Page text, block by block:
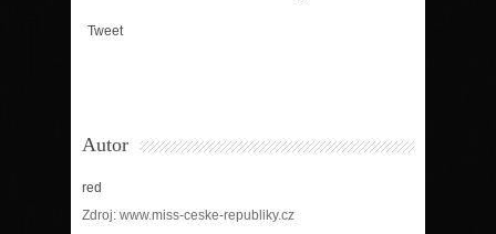
Tweet
Autor
red
Zdroj: www.miss-ceske-republiky.cz